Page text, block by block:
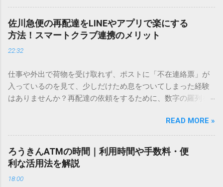
を使いますが、実はマウスで一画ずつ書くのは非効率です
し、似た漢字が多すぎて結局見つからないことも少なくあり
ません。 そこで今回は、IMEパッドを使わずに、特定のコー
ドを打ち込むだけで一瞬で旧字や外字、特殊記号を呼び出す
「文字コード入力」のテクニックを詳しく解説します。 この
必要はありません。 1. なぜ「変換」しても旧字・外字が出て
こないのか？ そもそも、なぜ普通の変換で出てこない漢字が
あるのでしょうか。その理由は、パソコンが文字を認識する
は、JIS規格（日本産業規格）によって「第1水準」「第2水
準」といった形で整理されています。しかし、人名や地名に
使われる非常に古い漢字（旧字）や、特定の組織だけで作ら
れた「外字」は、この一般的な変換リストに含まれていない
佐川急便の再配達をLINEやアプリで楽にする
方法！スマートクラブ連携のメリット
22:32
仕事や外出で荷物を受け取れず、ポストに「不在連絡票」が
入っているのを見て、少しだけため息をついてしまった経験
はありませんか？再配達の依頼をするために、数字の羅列を
ことに申し訳なさを感じたりすることもあるかもしれませ
ん。 「もっとスムーズに、自分のタイミングで受け取りた
い」 「わざわざ電話をかけずに、スマホ一つで完結させた
い」 そんな願いを叶えてくれるのが、佐川急便の会員制サー
ビス「スマートクラブ」と、LINEや公式アプリの連携です。
これらを活用するだけで、再配達のストレスは驚くほど軽く
READ MORE »
ろうきんATMの時間｜利用時間や手数料・便
利な活用法を解説
18:00